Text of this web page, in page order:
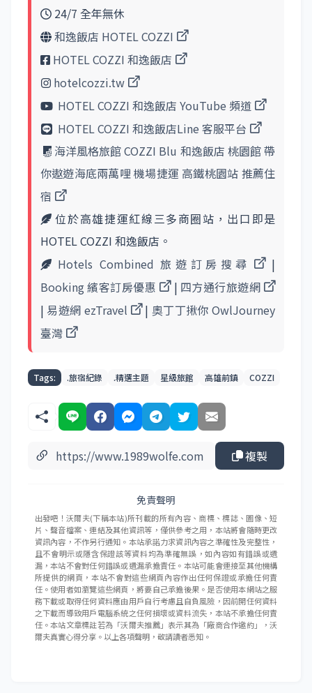
24/7 全年無休
和逸飯店 HOTEL COZZI
HOTEL COZZI 和逸飯店
hotelcozzi.tw
HOTEL COZZI 和逸飯店 YouTube 頻道
HOTEL COZZI 和逸飯店Line 客服平台
海洋風格旅館 COZZI Blu 和逸飯店 桃園館 帶
你遨遊海底兩萬哩 機場捷運 高鐵桃園站 推薦住
宿
位於高雄捷運紅線三多商圈站，出口即是
HOTEL COZZI 和逸飯店。
Hotels Combined 旅遊訂房搜尋
|
Booking 繽客訂房優惠
| 四方通行旅遊網
| 易遊網 ezTravel | 奧丁丁揪你 OwlJourney
臺灣
Tags: .旅宿紀錄 .精選主題 星級旅館 高雄前鎮 COZZI
複製
免責聲明
出發吧！沃爾夫(下稱本站)所刊載的所有內容、商標、標誌、圖像、短
片、聲音檔案、連結及其他資訊等，僅供參考之用，本站將會隨時更改
資訊內容，不作另行通知。本站承諾力求資訊內容之準確性及完整性，
且不會明示或隱含保證該等資料均為準確無誤，如內容如有錯誤或遺
漏，本站不會對任何錯誤或遺漏承擔責任。本站可能會連接至其他機構
所提供的網頁，本站不會對這些網頁內容作出任何保證或承擔任何責
任。使用者如瀏覽這些網頁，將要自己承擔後果。是否使用本網站之服
務下載或取得任何資料應由用戶自行考慮且自負風險，因前開任何資料
之下載而導致用戶電腦系統之任何損壞或資料流失，本站不承擔任何責
任。本站文章標註若為「沃爾夫推薦」表示其為「廠商合作邀約」，沃
爾夫真實心得分享。以上各項聲明，敬請讀者悉知。